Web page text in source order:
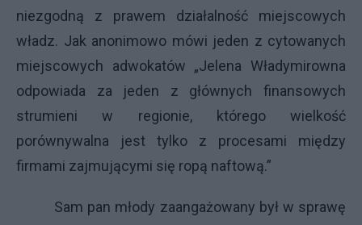
niezgodną z prawem działalność miejscowych
władz. Jak anonimowo mówi jeden z cytowanych
miejscowych adwokatów „Jelena Władymirowna
odpowiada za jeden z głównych finansowych
strumieni w regionie, którego wielkość
porównywalna jest tylko z procesami między
firmami zajmującymi się ropą naftową.”
Sam pan młody zaangażowany był w sprawę